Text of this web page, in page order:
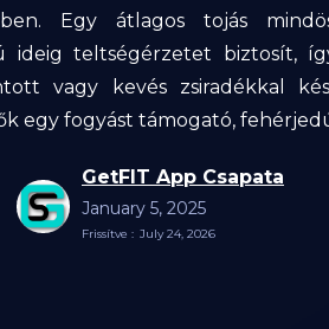
Egy átlagos tojás
ideig teltségérzetet biztosít,
vagy kevés zsiradékkal
egy fogyást támogató,
GetFIT App Csapata
January 5, 2025
Frissítve : July 24, 2026